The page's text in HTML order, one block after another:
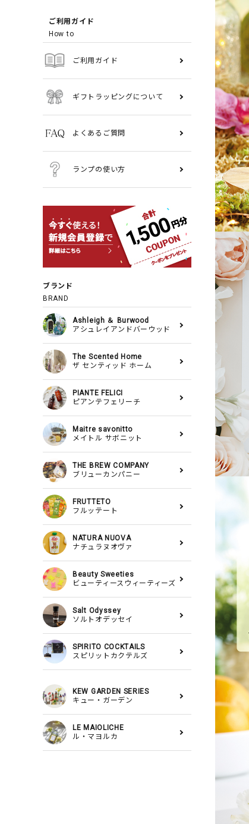
ご利用ガイド
How to
ご利用ガイド
ギフトラッピングについて
よくあるご質問
ランプの使い方
ブランド
BRAND
Ashleigh ＆ Burwood
アシュレイアンドバーウッド
The Scented Home
ザ センティッド ホーム
PIANTE FELICI
ピアンテフェリーチ
Maitre savonitto
メイトル サボニット
THE BREW COMPANY
ブリューカンパニー
FRUTTETO
フルッテート
NATURA NUOVA
ナチュラヌオヴァ
Beauty Sweeties
ビューティースウィーティーズ
Salt Odyssey
ソルトオデッセイ
SPIRITO COCKTAILS
スピリットカクテルズ
KEW GARDEN SERIES
キュー・ガーデン
LE MAIOLICHE
ル・マヨルカ